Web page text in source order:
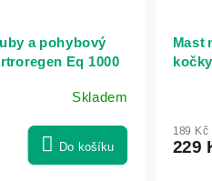
a pohybový
Eq 1000
Skladem
Do košíku
Mast
189 Kč
229